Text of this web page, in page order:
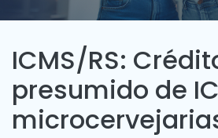
ICMS/RS:
presumido de